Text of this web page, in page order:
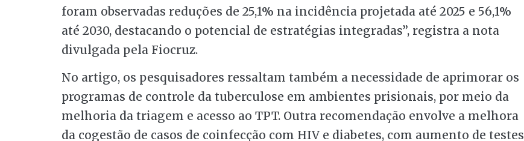
foram observadas reduções de 25,1% na incidência projetada até 2025 e 56,1%
até 2030, destacando o potencial de estratégias integradas”, registra a nota
divulgada pela Fiocruz.
No artigo, os pesquisadores ressaltam também a necessidade de aprimorar os
programas de controle da tuberculose em ambientes prisionais, por meio da
melhoria da triagem e acesso ao TPT. Outra recomendação envolve a melhora
da cogestão de casos de coinfecção com HIV e diabetes, com aumento de testes